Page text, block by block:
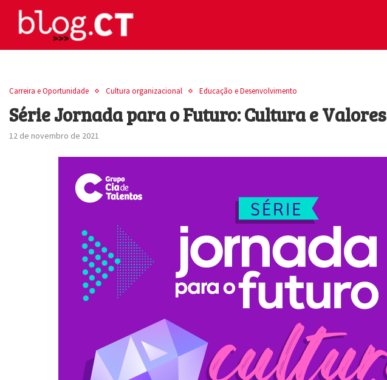
Carreira e Oportunidade Cultura organizacional Educação e Desenvolvimento
Série Jornada para o Futuro: Cultura e Valores
12 de novembro de 2021